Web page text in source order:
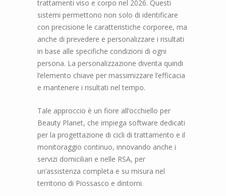
trattamenti viso e corpo nel 2026. Questi
sistemi permettono non solo di identificare
con precisione le caratteristiche corporee, ma
anche di prevedere e personalizzare i risultati
in base alle specifiche condizioni di ogni
persona. La personalizzazione diventa quindi
l’elemento chiave per massimizzare l’efficacia
e mantenere i risultati nel tempo.
Tale approccio è un fiore all’occhiello per
Beauty Planet, che impiega software dedicati
per la progettazione di cicli di trattamento e il
monitoraggio continuo, innovando anche i
servizi domiciliari e nelle RSA, per
un’assistenza completa e su misura nel
territorio di Piossasco e dintorni.